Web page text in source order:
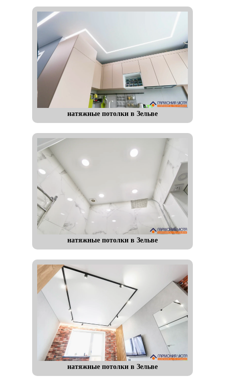
натяжные потолки в Зельве
натяжные потолки в Зельве
натяжные потолки в Зельве